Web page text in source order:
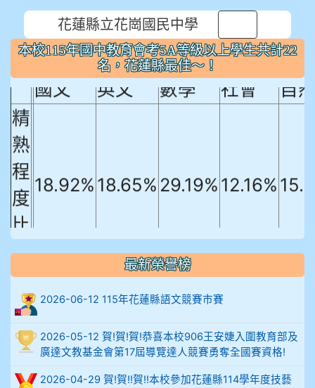
花蓮縣立花崗國民中學
本校115年國中教育會考5A等級以上學生共計22
名，花蓮縣最佳～！
本校115年國中教育會考5A等級以上
學生共計22名，花蓮縣最佳～！
國文
英文 數學 社會
自
精
熟
程
度
比
例
18.92% 18.65% 29.19% 12.16%
906陳兆宏 5A10+ 作文5
912余 嘉 5A10+
914謝佩臻 5A10+
902蘇奕愷
最新榮譽榜
2026-06-12 115年花蓮縣語文競賽市賽
2026-05-12 賀!賀!賀!恭喜本校906王安婕入圍教育部及
廣達文教基金會第17屆導覽達人競賽勇奪全國賽資格!
2026-04-29 賀!賀!!賀!!本校參加花蓮縣114學年度技藝